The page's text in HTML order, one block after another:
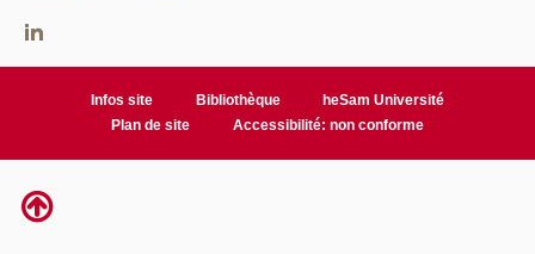
Infos site Bibliothèque
heSam Université
Plan de site
Accessibilité: non conforme